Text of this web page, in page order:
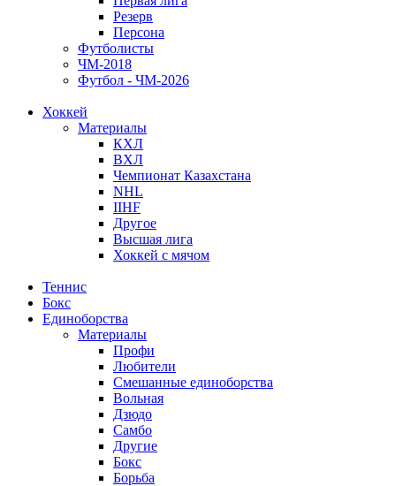
Резерв
Персона
Футболисты
ЧМ-2018
Футбол - ЧМ-2026
Хоккей
Материалы
КХЛ
ВХЛ
Чемпионат Казахстана
NHL
IIHF
Другое
Высшая лига
Хоккей с мячом
Теннис
Бокс
Единоборства
Материалы
Профи
Любители
Смешанные единоборства
Вольная
Дзюдо
Самбо
Другие
Бокс
Борьба